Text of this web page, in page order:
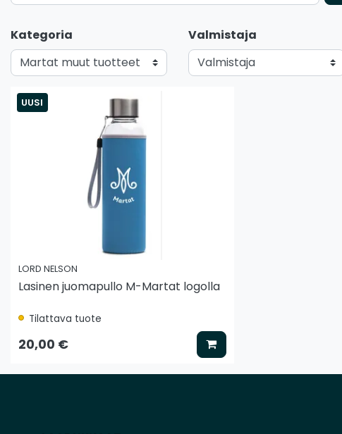
Kategoria Valmistaja
UUSI
LORD NELSON
Lasinen juomapullo M-Martat logolla
Tilattava tuote
20,00 € Lisää koriin